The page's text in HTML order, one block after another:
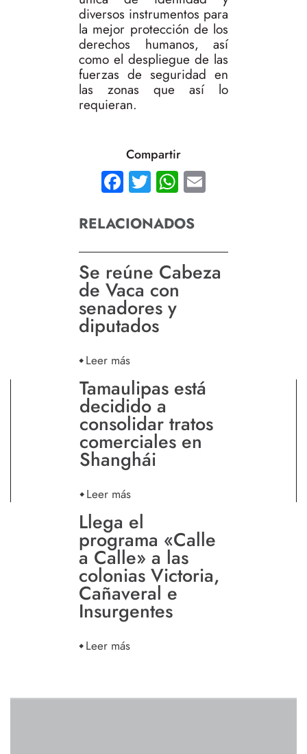
diversos instrumentos para
la mejor protección de los
derechos humanos, así
como el despliegue de las
fuerzas de seguridad en
las zonas que así lo
requieran.
Compartir
Facebook
TwitterWhatsApp
RELACIONADOS
Se reúne Cabeza
de Vaca con
senadores y
diputados
Leer más
Tamaulipas está
decidido a
consolidar tratos
comerciales en
Shanghái
Leer más
Llega el
programa «Calle
a Calle» a las
colonias Victoria,
Cañaveral e
Insurgentes
Leer más